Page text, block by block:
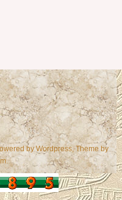
byWordpress , Theme by
.